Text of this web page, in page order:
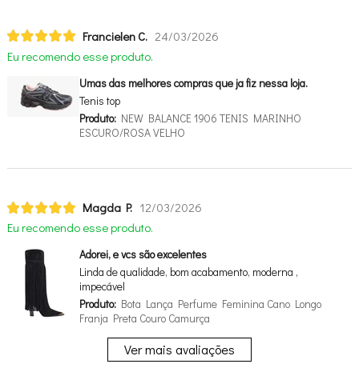
Francielen C. 24/03/2026
Eu recomendo esse produto.
Umas das melhores compras que ja fiz nessa loja.
Tenis top
Produto:NEW BALANCE 1906 TENIS MARINHO
ESCURO/ROSA VELHO
Magda P. 12/03/2026
Eu recomendo esse produto.
Adorei, e vcs são excelentes
Linda de qualidade, bom acabamento, moderna ,
impecável
Produto:Bota Lança Perfume Feminina Cano Longo
Franja Preta Couro Camurça
Ver mais avaliações